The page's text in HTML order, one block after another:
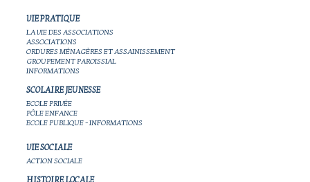
VIE PRATIQUE
LA VIE DES ASSOCIATIONS
ASSOCIATIONS
ORDURES MÉNAGÈRES ET ASSAINISSEMENT
GROUPEMENT PAROISSIAL
INFORMATIONS
SCOLAIRE JEUNESSE
ECOLE PRIVÉE
PÔLE ENFANCE
ECOLE PUBLIQUE - INFORMATIONS
VIE SOCIALE
ACTION SOCIALE
HISTOIRE LOCALE